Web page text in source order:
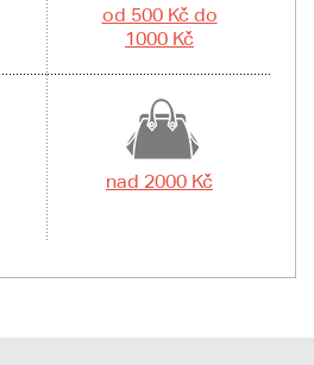
od 500 Kč do
1000 Kč
nad 2000 Kč